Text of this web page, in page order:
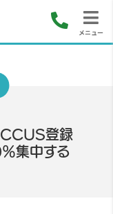
メニュー
CCUS登録
集中する